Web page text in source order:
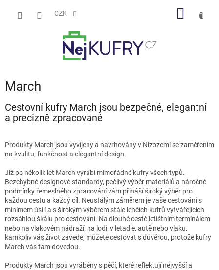
CZK
March
Cestovní kufry March jsou bezpečné, elegantní
a precizně zpracované
Produkty March jsou vyvíjeny a navrhovány v Nizozemí se zaměřením
na kvalitu, funkčnost a elegantní design.
Již po několik let March vyrábí mimořádné kufry všech typů.
Bezchybné designové standardy, pečlivý výběr materiálů a náročné
podmínky řemeslného zpracování vám přináší široký výběr pro
každou cestu a každý cíl. Neustálým záměrem je vaše cestování s
minimem úsilí a s širokým výběrem stále lehčích kufrů vytvářejících
rozsáhlou škálu pro cestování. Na dlouhé cestě letištním terminálem
nebo na vlakovém nádraží, na lodi, v letadle, autě nebo vlaku,
kamkoliv vás život zavede, můžete cestovat s důvěrou, protože kufry
March vás tam dovedou.
Produkty March jsou vyráběny s péčí, které reflektují nejvyšší a